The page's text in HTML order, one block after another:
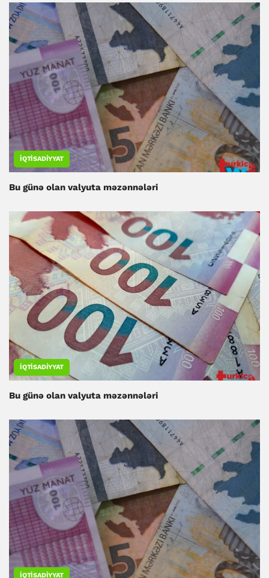
İQTISADIYYAT
Bu günə olan valyuta məzənnələri
İQTISADIYYAT
Bu günə olan valyuta məzənnələri
İQTISADIYYAT